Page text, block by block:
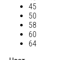
45
50
58
60
64